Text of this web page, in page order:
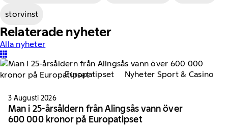
storvinst
Relaterade nyheter
Alla nyheter
Europatipset Nyheter Sport & Casino
3 Augusti 2026
Man i 25-årsåldern från Alingsås vann över
600 000 kronor på Europatipset